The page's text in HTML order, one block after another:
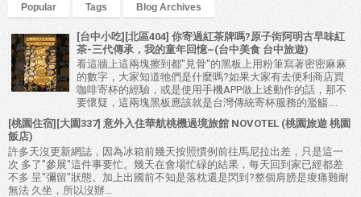
Popular Tags Blog Archives
[台中小吃][北區404] 你寄過紅茶牌嗎?原子街阿明古早味紅
茶-三代傳承，我的童年回憶~(台中美食 台中旅遊)
看這牆上這兩塊擦到都"見骨"的黑板上用粉筆寫著密密麻麻
的數字，大家知道牠們是什麼嗎?如果大家有去便利商店買
咖啡寄杯的經驗，或是使用手機APP做上述動作的話，那不
要懷疑，這兩塊黑板應該就是台灣傳統寄杯服務的濫觴....
[桃園住宿][大園337] 意外入住華航桃機過境旅館 NOVOTEL (桃園旅遊 桃園
飯店)
許多天沒更新網誌，因為冰箱前幾天按照慣例前往馬尼拉出差，只是這一
次 多了"參展"這件事要忙。幾天在會場忙碌的結果，每天回到家已經都差
不多 呈"彌留"狀態。加上出國前不知是落枕還是閃到?整個肩膀是痠痛難耐
無法 久坐，所以沒辦...